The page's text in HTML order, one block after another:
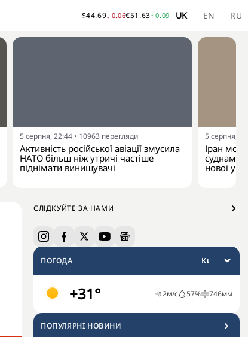
$44.69↓ 0.06€51.63↑ 0.09 UK EN RU
5 серпня, 22:44 • 10963 перегляди
Активність російської авіації змусила
НАТО більш ніж утричі частіше
піднімати винищувачі
5 серпня,
Іран
суднами
нової
СЛІДКУЙТЕ ЗА НАМИ
ПОГОДА
+31° 2м/с 57% 746мм
ПОПУЛЯРНI НОВИНИ